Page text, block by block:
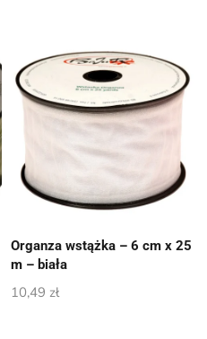
Organza wstążka – 6 cm x 25
m – biała
10,49 zł